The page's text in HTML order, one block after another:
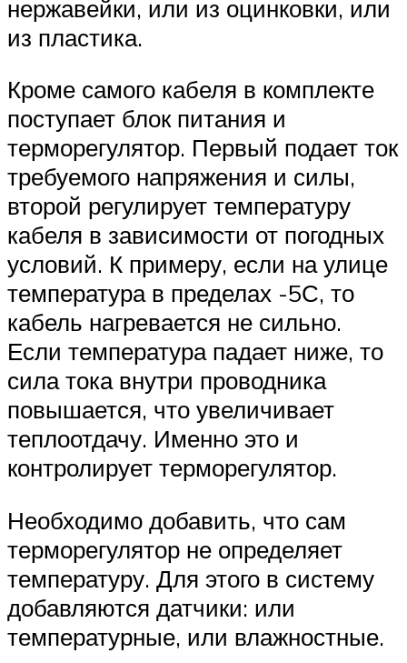
нержавейки, или из оцинковки, или
из пластика.
Кроме самого кабеля в комплекте
поступает блок питания и
терморегулятор. Первый подает ток
требуемого напряжения и силы,
второй регулирует температуру
кабеля в зависимости от погодных
условий. К примеру, если на улице
температура в пределах -5С, то
кабель нагревается не сильно.
Если температура падает ниже, то
сила тока внутри проводника
повышается, что увеличивает
теплоотдачу. Именно это и
контролирует терморегулятор.
Необходимо добавить, что сам
терморегулятор не определяет
температуру. Для этого в систему
добавляются датчики: или
температурные, или влажностные.